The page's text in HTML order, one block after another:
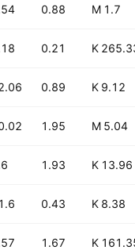
1.7 M
0.88
B
265.33
0.21
B
9.12 K
0.89
B
5.04 M
1.95
B
13.96 K
1.93
8.38 K
0.43
B
161.35
1.67
B